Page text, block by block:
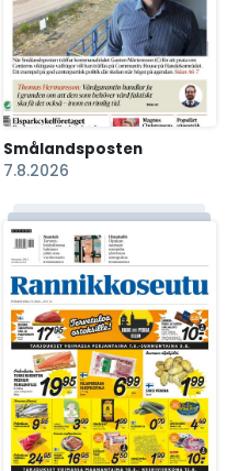
Smålandsposten
7.8.2026